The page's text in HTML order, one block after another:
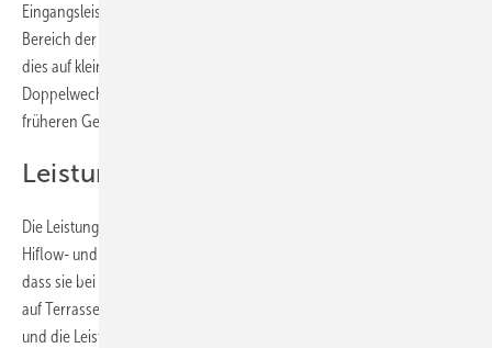
Eingangsleistung. Dabei bleibt die DC-Systemspannung mit 60 Volt im
Bereich der ungefährlichen Kleinspannung. Atmoce ist es gelungen,
dies auf kleinstem Raum unterzubringen. Denn der
Doppelwechselrichter ist trotz der hohen Leistung viel kleiner als die
früheren Geräte, die nur ein Modul betreuen konnten.
Leistungsdichte erhöht
Die Leistungsdichte hat auch Hoymiles (B3.360) erhöht. Die neuen
Hiflow- und Hiflow Pro-Mikrowechselrichterserien sind so konzipiert,
dass sie bei begrenztem Platzangebot – wie auf Balkonen, in Gärten,
auf Terrassen und kleinen Dächern – die Energieausbeute maximieren
und die Leistung optimieren.